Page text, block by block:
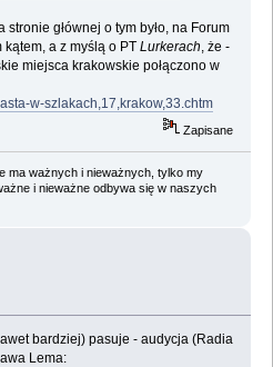
głównej o tym było, na Forum
kątem, a z myślą o PTLurkerach, że -
miejsca krakowskie połączono w
w-szlakach,17,krakow,33.chtm
Zapisane
ma ważnych i nieważnych, tylko my
i nieważne odbywa się w naszych
bardziej) pasuje - audycja (Radia
Lema: